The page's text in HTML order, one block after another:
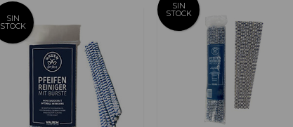
SIN
STOCK
SIN
STOCK